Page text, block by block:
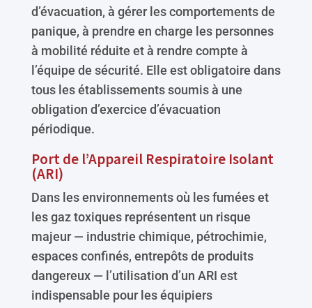
d’évacuation, à gérer les comportements de
panique, à prendre en charge les personnes
à mobilité réduite et à rendre compte à
l’équipe de sécurité. Elle est obligatoire dans
tous les établissements soumis à une
obligation d’exercice d’évacuation
périodique.
Port de l’Appareil Respiratoire Isolant
(ARI)
Dans les environnements où les fumées et
les gaz toxiques représentent un risque
majeur — industrie chimique, pétrochimie,
espaces confinés, entrepôts de produits
dangereux — l’utilisation d’un ARI est
indispensable pour les équipiers